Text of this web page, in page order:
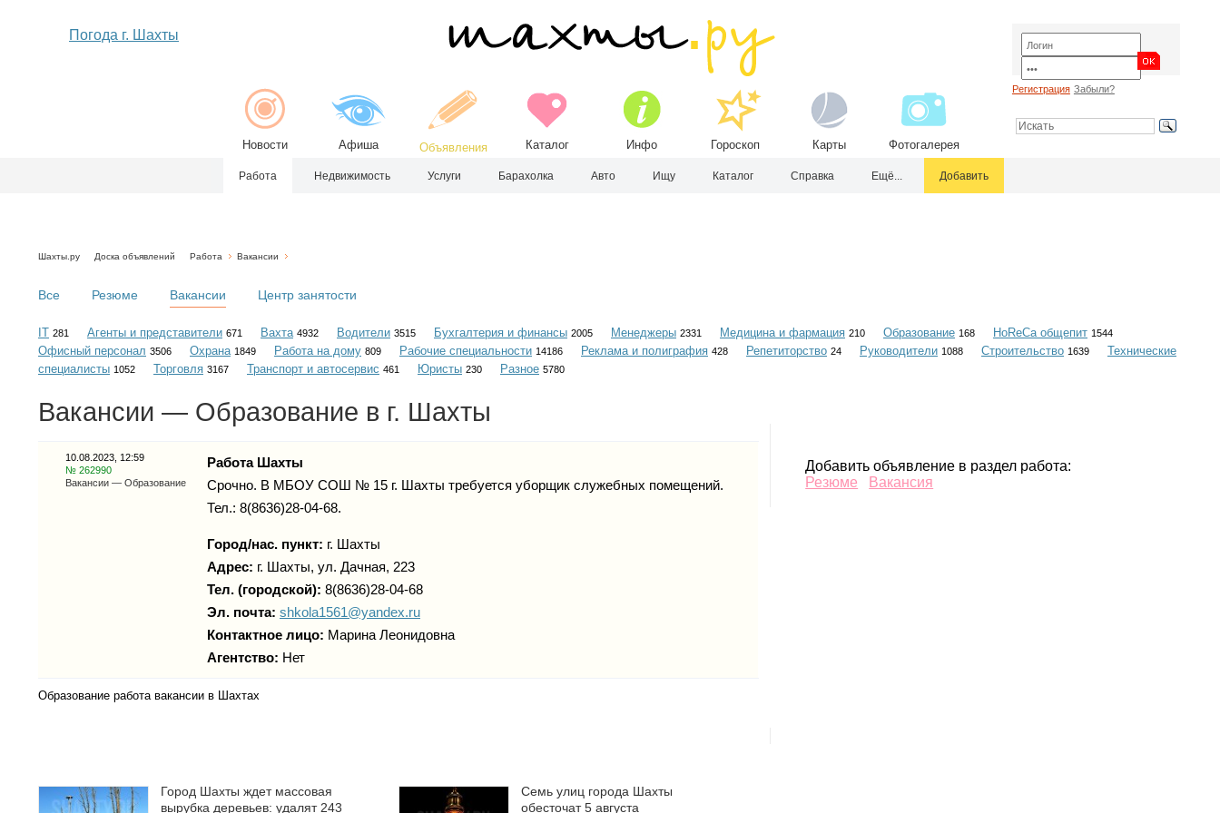
Погода г. Шахты
Новости Афиша Объявления Каталог Инфо Гороскоп Карты Фотогалерея
Регистрация Забыли?
Работа Недвижимость Услуги Барахолка Авто Ищу Каталог Справка Ещё... Добавить
Шахты.ру Доска объявлений Работа Вакансии
Все Резюме Вакансии Центр занятости
IT 281 Агенты и представители 671 Вахта 4932 Водители 3515 Бухгалтерия и финансы 2005 Менеджеры 2331 Медицина и фармация 210 Образование 168 HoReCa общепит 1544
Офисный персонал 3506 Охрана 1849 Работа на дому 809 Рабочие специальности 14186 Реклама и полиграфия 428 Репетиторство 24 Руководители 1088 Строительство 1639
Технические
специалисты 1052 Торговля 3167 Транспорт и автосервис 461 Юристы 230 Разное 5780
Вакансии — Образование в г. Шахты
10.08.2023, 12:59
№ 262990
Вакансии — Образование
Работа Шахты
Срочно. В МБОУ СОШ № 15 г. Шахты требуется уборщик служебных помещений.
Тел.: 8(8636)28-04-68.
Город/нас. пункт: г. Шахты
Адрес: г. Шахты, ул. Дачная, 223
Тел. (городской): 8(8636)28-04-68
Эл. почта: shkola1561@yandex.ru
Контактное лицо: Марина Леонидовна
Агентство: Нет
Образование работа вакансии в Шахтах
Добавить объявление в раздел работа:
Резюме
Вакансия
Город Шахты ждет массовая
вырубка деревьев: удалят 243
Семь улиц города Шахты
обесточат 5 августа